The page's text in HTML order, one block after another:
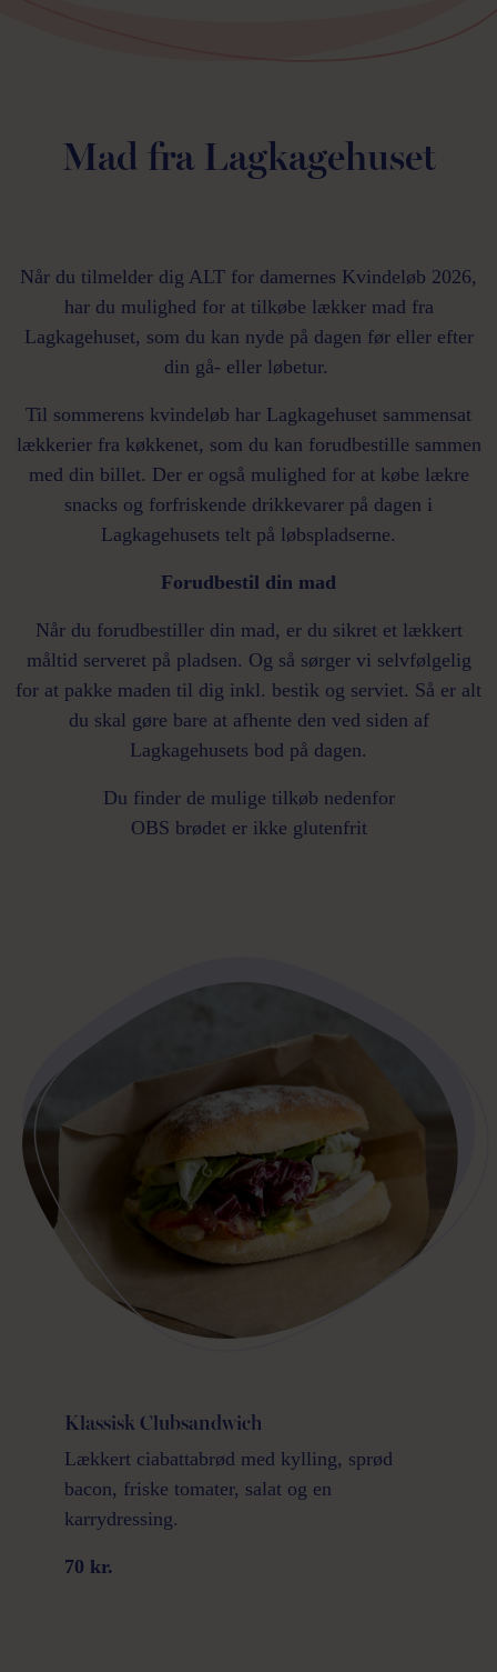
Mad fra Lagkagehuset
Når du tilmelder dig ALT for damernes Kvindeløb 2026,
har du mulighed for at tilkøbe lækker mad fra
Lagkagehuset, som du kan nyde på dagen før eller efter
din gå- eller løbetur.
Til sommerens kvindeløb har Lagkagehuset sammensat
lækkerier fra køkkenet, som du kan forudbestille sammen
med din billet. Der er også mulighed for at købe lækre
snacks og forfriskende drikkevarer på dagen i
Lagkagehusets telt på løbspladserne.
Forudbestil din mad
Når du forudbestiller din mad, er du sikret et lækkert
måltid serveret på pladsen. Og så sørger vi selvfølgelig
for at pakke maden til dig inkl. bestik og serviet. Så er alt
du skal gøre bare at afhente den ved siden af
Lagkagehusets bod på dagen.
Du finder de mulige tilkøb nedenfor
OBS brødet er ikke glutenfrit
Klassisk Clubsandwich
Lækkert ciabattabrød med kylling, sprød
bacon, friske tomater, salat og en
karrydressing.
70 kr.